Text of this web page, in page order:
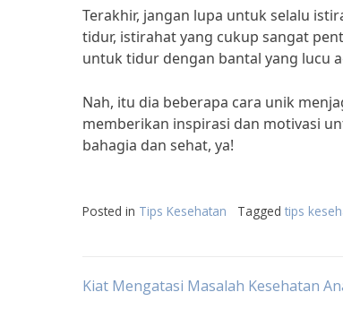
Terakhir, jangan lupa untuk selalu
tidur, istirahat yang cukup sangat
untuk tidur dengan bantal yang lucu
Nah, itu dia beberapa cara unik
memberikan inspirasi dan motivasi
bahagia dan sehat, ya!
Posted in Tips Kesehatan Tagged tips
Post
Kiat Mengatasi Masalah Kesehatan